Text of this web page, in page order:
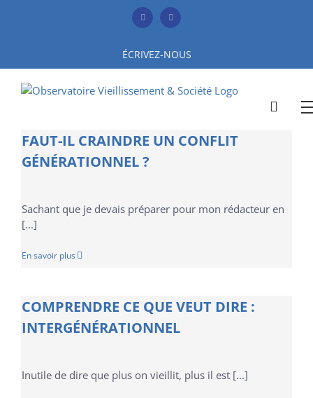
FacebookYouTube
ÉCRIVEZ-NOUS
FAUT-IL CRAINDRE UN CONFLIT
GÉNÉRATIONNEL ?
Sachant que je devais préparer pour mon rédacteur en
[...]
En savoir plus
COMPRENDRE CE QUE VEUT DIRE :
INTERGÉNÉRATIONNEL
Inutile de dire que plus on vieillit, plus il est [...]